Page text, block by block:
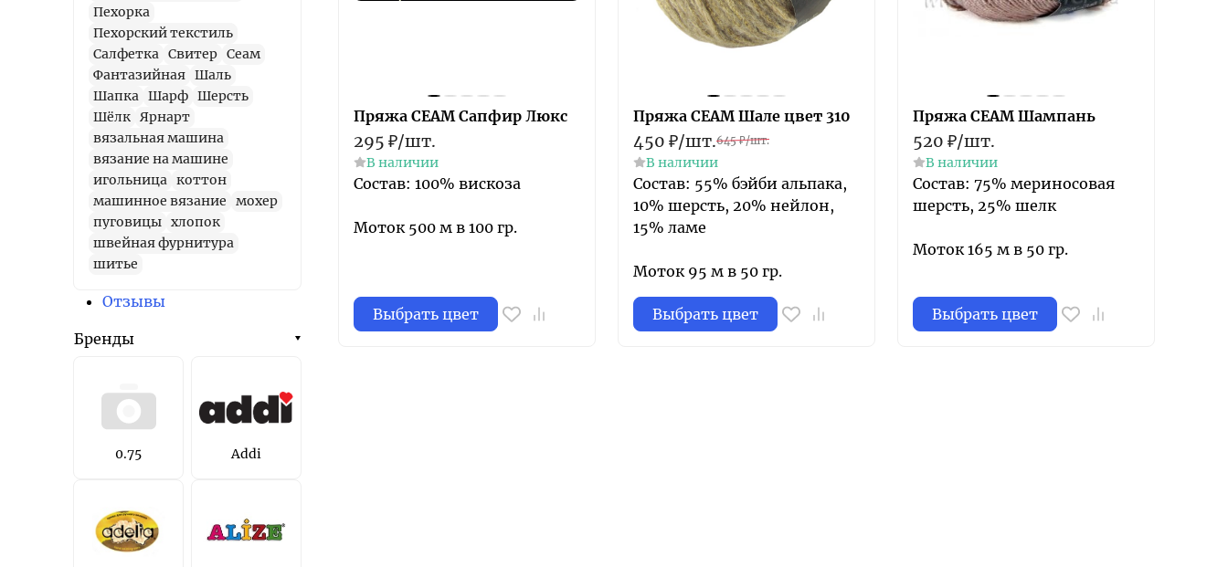
Пехорка
Пехорский текстиль
Салфетка
Свитер Сеам
Фантазийная Шаль
Шапка
Шарф Шерсть
Шёлк
Ярнарт
вязальная машина
вязание на машине
игольница
коттон
машинное вязание
мохер
пуговицы хлопок
швейная фурнитура
шитье
Отзывы
Бренды
0.75 Addi
Пряжа СЕАМ Сапфир Люкс
295 ₽/шт.
В наличии
Состав: 100% вискоза
Моток 500 м в 100 гр.
Выбрать цвет
Пряжа СЕАМ Шале цвет 310
450 ₽/шт.645 ₽/шт.
В наличии
Состав: 55% бэйби альпака,
10% шерсть, 20% нейлон,
15% ламе
Моток 95 м в 50 гр.
Выбрать цвет
Пряжа СЕАМ Шампань
520 ₽/шт.
В наличии
Состав: 75% мериносовая
шерсть, 25% шелк
Моток 165 м в 50 гр.
Выбрать цвет